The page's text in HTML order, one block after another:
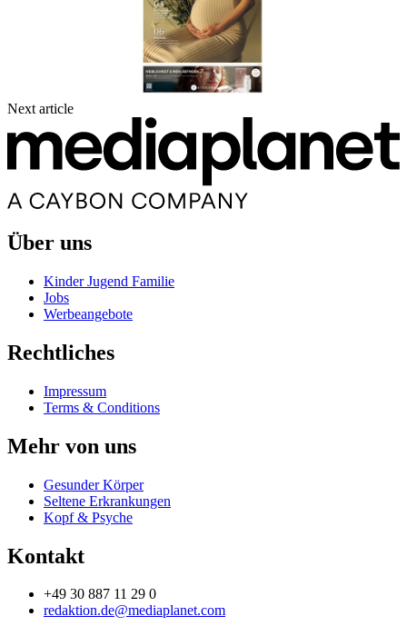
Next article
Über uns
Kinder Jugend Familie
Jobs
Werbeangebote
Rechtliches
Impressum
Terms & Conditions
Mehr von uns
Gesunder Körper
Seltene Erkrankungen
Kopf & Psyche
Kontakt
+49 30 887 11 29 0
redaktion.de@mediaplanet.com